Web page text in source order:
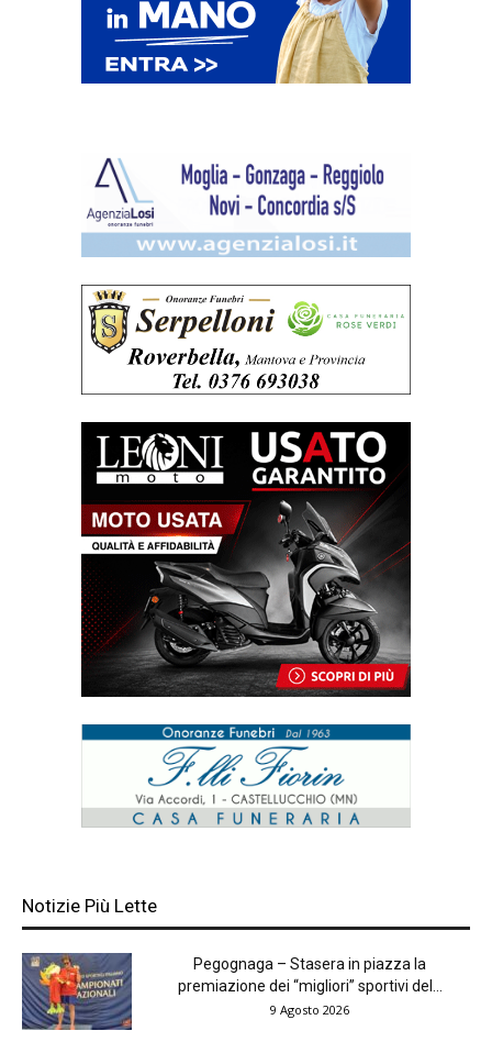
Notizie Più Lette
Pegognaga – Stasera in piazza la
premiazione dei “migliori” sportivi del...
9 Agosto 2026